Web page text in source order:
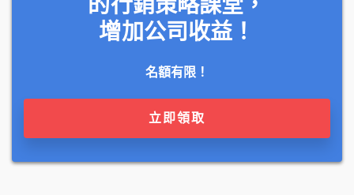
增加公司收益！
名額有限！
立即領取